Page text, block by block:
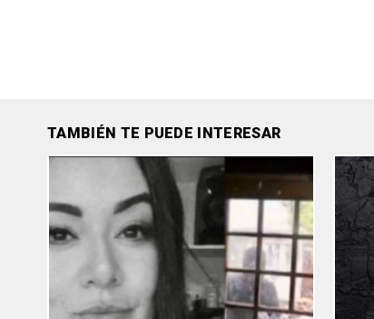
TAMBIÉN TE PUEDE INTERESAR